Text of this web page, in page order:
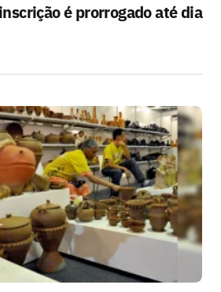
é prorrogado até dia